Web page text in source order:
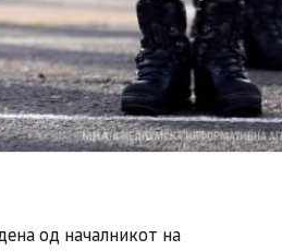
од началникот на